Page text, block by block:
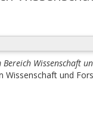
Wissenschaft
Wissenschaft und